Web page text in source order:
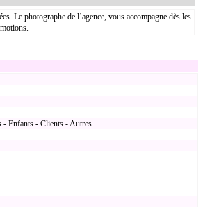
Le photographe de l’agence, vous accompagne dès les
- Enfants - Clients - Autres